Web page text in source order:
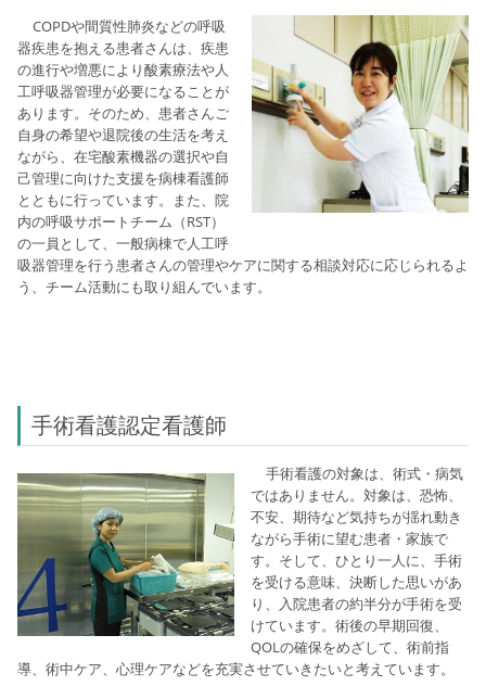
COPDや間質性肺炎などの呼吸
器疾患を抱える患者さんは、 疾患
の進行や増悪により酸素療法や人
工呼吸器管理が必要になることが
あります。そのため、 患者さんご
自身の希望や退院後の生活を考え
ながら、在宅酸素機器の選択や自
己管理に向けた支援を病棟看護師
とともに行っています。また、院
内の呼吸サポートチーム（RST）
の一員として、一般病棟で人工呼
吸器管理を行う患者さんの管理やケアに関する相談対応に応じられるよ
う、チーム活動にも取り組んでいます。
手術看護認定看護師
手術看護の対象は、術式・病気
ではありません。対象は、恐怖、
不安、期待など気持ちが揺れ動き
ながら手術に望む患者・家族で
す。そして、ひとり一人に、手術
を受ける意味、決断した思いがあ
り、入院患者の約半分が手術を受
けています。術後の早期回復、
QOLの確保をめざして、術前指
導、術中ケア、心理ケアなどを充実させていきたいと考えています。